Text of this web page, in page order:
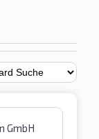
GmbH